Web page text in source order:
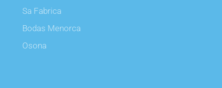
Sa Fabrica
Bodas Menorca
Osona